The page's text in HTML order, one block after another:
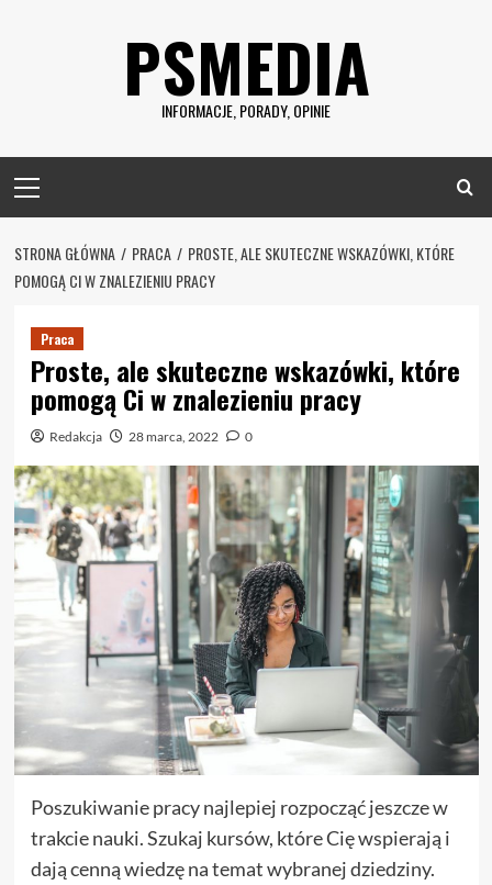
PSMEDIA
INFORMACJE, PORADY, OPINIE
Menu
STRONA GŁÓWNA PRACA
PROSTE, ALE SKUTECZNE WSKAZÓWKI, KTÓRE
POMOGĄ CI W ZNALEZIENIU PRACY
Praca
Proste, ale skuteczne wskazówki, które
pomogą Ci w znalezieniu pracy
Redakcja 28 marca, 2022 0
Poszukiwanie pracy najlepiej rozpocząć jeszcze w
trakcie nauki. Szukaj kursów, które Cię wspierają i
dają cenną wiedzę na temat wybranej dziedziny.